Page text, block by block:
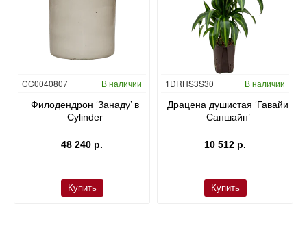
CC0040807 В наличии
Филодендрон ‘Занаду’ в
Cylinder
48 240 р.
Купить
Гидропоника
1DRHS3S30 В наличии
Драцена душистая ‘Гавайи
Саншайн’
10 512 р.
Купить